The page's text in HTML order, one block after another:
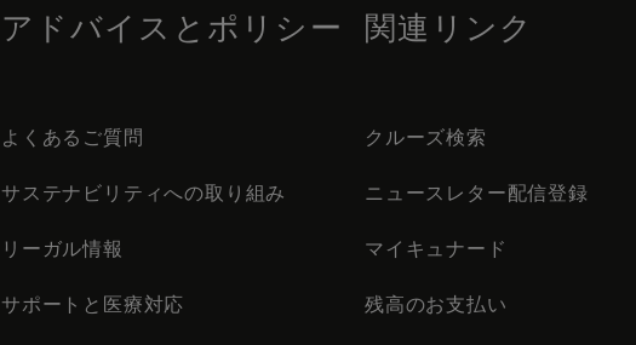
アドバイスとポリシー
よくあるご質問
サステナビリティへの取り組み
リーガル情報
サポートと医療対応
関連リンク
クルーズ検索
ニュースレター配信登録
マイキュナード
残高のお支払い